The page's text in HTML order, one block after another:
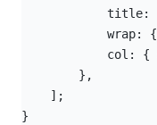
            title:
wrap:
col: {
        },
    ];
}